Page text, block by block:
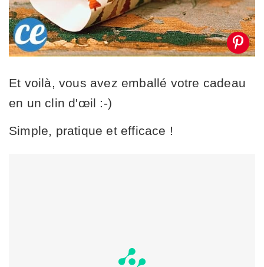
Et voilà, vous avez emballé votre cadeau
en un clin d'œil :-)
Simple, pratique et efficace !